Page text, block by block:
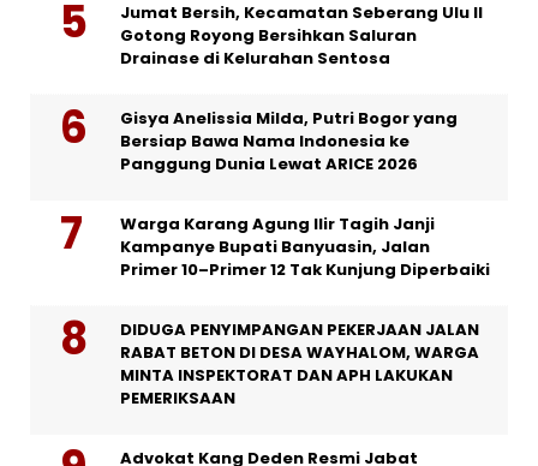
Jumat Bersih, Kecamatan Seberang Ulu II
Gotong Royong Bersihkan Saluran
Drainase di Kelurahan Sentosa
Gisya Anelissia Milda, Putri Bogor yang
Bersiap Bawa Nama Indonesia ke
Panggung Dunia Lewat ARICE 2026
Warga Karang Agung Ilir Tagih Janji
Kampanye Bupati Banyuasin, Jalan
Primer 10–Primer 12 Tak Kunjung Diperbaiki
DIDUGA PENYIMPANGAN PEKERJAAN JALAN
RABAT BETON DI DESA WAYHALOM, WARGA
MINTA INSPEKTORAT DAN APH LAKUKAN
PEMERIKSAAN
Advokat Kang Deden Resmi Jabat